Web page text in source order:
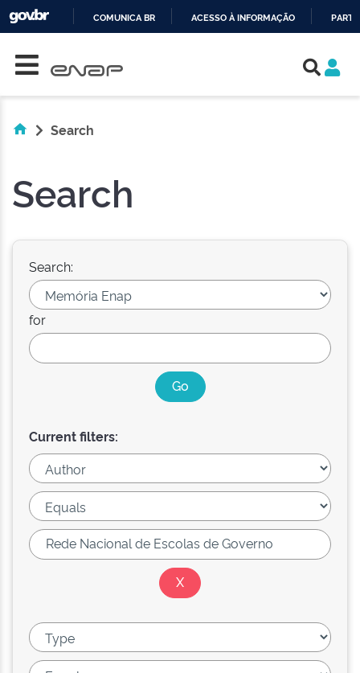
COMUNICA BR ACESSO À INFORMAÇÃO
Search
Search
Search:
for
Current filters: